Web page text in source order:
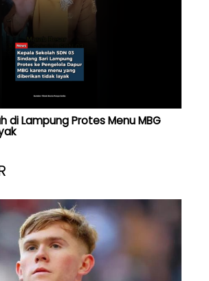
di Lampung Protes Menu MBG